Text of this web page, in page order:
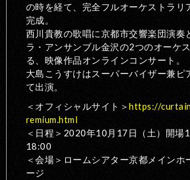
の時を経て、完全フルオーケストラリ
完成。
西川貴教の歌唱に京都市交響楽団演奏
ラ・アンサンブル金沢の2つのオーケ
る、映像作品オンラインコンサート。
大島こうすけはスーパーバイザー兼ピ
て出演。
＜オフィシャルサイト＞https://
remium.html
＜日程＞2020年10月17日（土）開場
18:00
＜会場＞ロームシアター京都メインホ
ージ